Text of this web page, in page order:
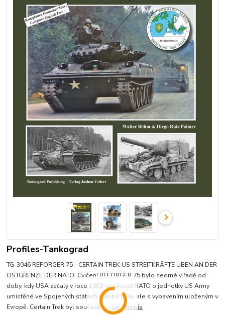
Profiles-Tankograd
TG-3046 REFORGER 75 - CERTAIN TREK US STREITKRÄFTE ÜBEN AN DER
OSTGRENZE DER NATO Cvičení REFORGER 75 bylo sedmé v řadě od
doby, kdy USA začaly v roce 1969 rozšiřovat NATO o jednotky US Army
umístěné ve Spojených státech v době míru, ale s vybavením uloženým v
Evropě. Certain Trek byl součástí p... celý popis